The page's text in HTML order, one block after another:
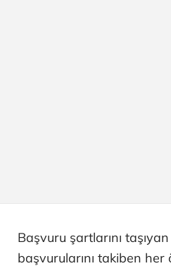
Başvuru şartlarını
başvurularını takiben her